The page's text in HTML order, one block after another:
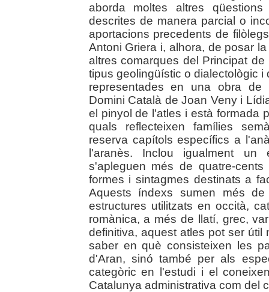
aborda moltes altres
descrites de manera parcial o
aportacions precedents de
Antoni Griera i, alhora, de posar
altres comarques del Principat
tipus geolingüístic o dialectològic
representades en una obra de
Domini Català de Joan Veny i
el pinyol de l'atles i està formada
quals reflecteixen famílies
reserva capítols específics a
l'aranès. Inclou igualment un
s'apleguen més de quatre-
formes i sintagmes destinats a
Aquests índexs sumen més
estructures utilitzats en occità,
romànica, a més de llatí, grec,
definitiva, aquest atles pot ser
saber en què consisteixen les
d'Aran, sinó també per als
categòric en l'estudi i el
Catalunya administrativa com del